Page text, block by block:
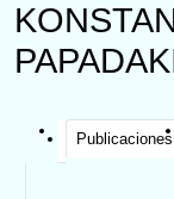
Publicaciones